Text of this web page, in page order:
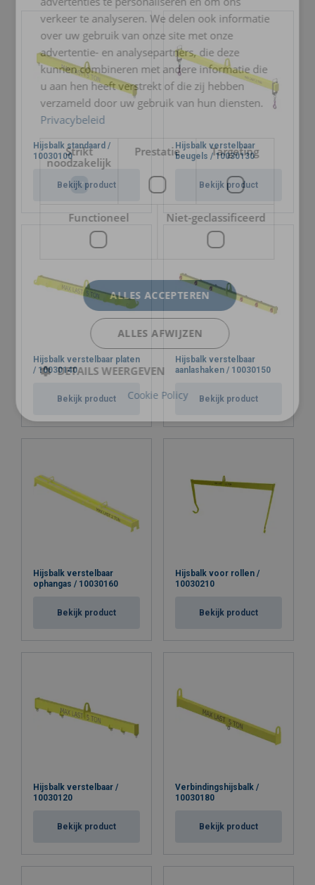
Hijsbalk standaard /
10030100
Bekijk product
Hijsbalk verstelbaar
beugels / 10030130
Bekijk product
Hijsbalk verstelbaar platen
/ 10030140
Bekijk product
Hijsbalk verstelbaar
aanlashaken / 10030150
Bekijk product
Hijsbalk verstelbaar
ophangas / 10030160
Bekijk product
Hijsbalk voor rollen /
10030210
Bekijk product
Hijsbalk verstelbaar /
10030120
Bekijk product
Verbindingshijsbalk /
10030180
Bekijk product
verkeer te analyseren. We delen ook informatie
over uw gebruik van onze site met onze
advertentie- en analysepartners, die deze
kunnen combineren met andere informatie die
u aan hen heeft verstrekt of die zij hebben
verzameld door uw gebruik van hun diensten.
Privacybeleid
Strikt
noodzakelijk
Prestatie Targeting
Functioneel Niet-geclassificeerd
ALLES ACCEPTEREN
ALLES AFWIJZEN
DETAILS WEERGEVEN
Cookie Policy